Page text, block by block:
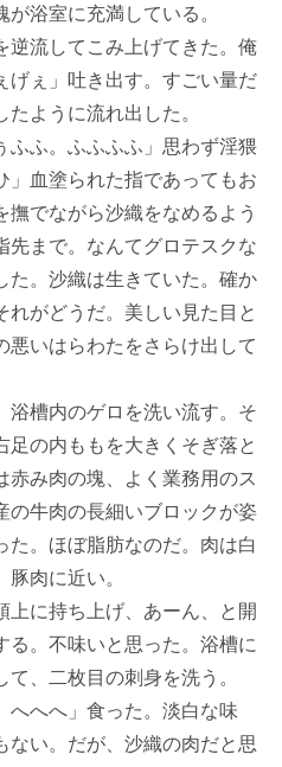
浴室に充満している。
流してこみ上げてきた。俺
げぇ」吐き出す。すごい量だ
ように流れ出した。
ふふ。ふふふふ」思わず淫猥
」血塗られた指であってもお
でながら沙織をなめるよう
先まで。なんてグロテスクな
た。沙織は生きていた。確か
れがどうだ。美しい見た目と
悪いはらわたをさらけ出して
槽内のゲロを洗い流す。そ
足の内ももを大きくそぎ落と
赤み肉の塊、よく業務用のス
の牛肉の長細いブロックが姿
た。ほぼ脂肪なのだ。肉は白
肉に近い。
に持ち上げ、あーん、と開
る。不味いと思った。浴槽に
、二枚目の刺身を洗う。
へへへ」食った。淡白な味
ない。だが、沙織の肉だと思